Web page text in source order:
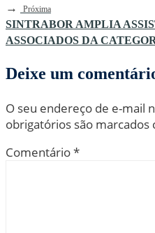
→ Próxima
SINTRABOR AMPLIA
ASSOCIADOS DA
Deixe um
O seu endereço de e-mail
obrigatórios são marcados
Comentário*